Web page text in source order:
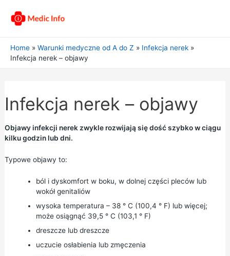
Home Warunki medyczne od A do Z
Infekcja nerek
Infekcja nerek – objawy
Infekcja nerek – objawy
Objawy infekcji nerek zwykle rozwijają się dość szybko w ciągu
kilku godzin lub dni.
Typowe objawy to:
ból i dyskomfort w boku, w dolnej części pleców lub
wokół genitaliów
wysoka temperatura – 38 ° C (100,4 ° F) lub więcej;
może osiągnąć 39,5 ° C (103,1 ° F)
dreszcze lub dreszcze
uczucie osłabienia lub zmęczenia